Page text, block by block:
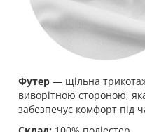
Футер — щільна
виворітною стороною,
забезпечує комфорт під